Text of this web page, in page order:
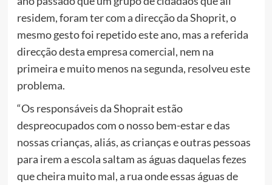
residem, foram ter com a direcção da Shoprit, o
mesmo gesto foi repetido este ano, mas a referida
direcção desta empresa comercial, nem na
primeira e muito menos na segunda, resolveu este
problema.
“Os responsáveis da Shoprait estão
despreocupados com o nosso bem-estar e das
nossas crianças, aliás, as crianças e outras pessoas
para irem a escola saltam as águas daquelas fezes
que cheira muito mal, a rua onde essas águas de